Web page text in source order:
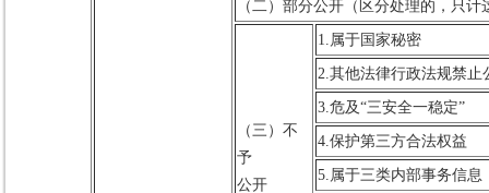
（二）部分公开（区分处理的，只
（三）不
予
公开
1.属于国家秘密
2.其他法律行政法规禁止
3.危及“三安全一稳定”
4.保护第三方合法权益
5.属于三类内部事务信息